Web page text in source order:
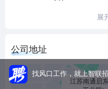
展
公司地址
江苏南通启
找风口工作，就上智联